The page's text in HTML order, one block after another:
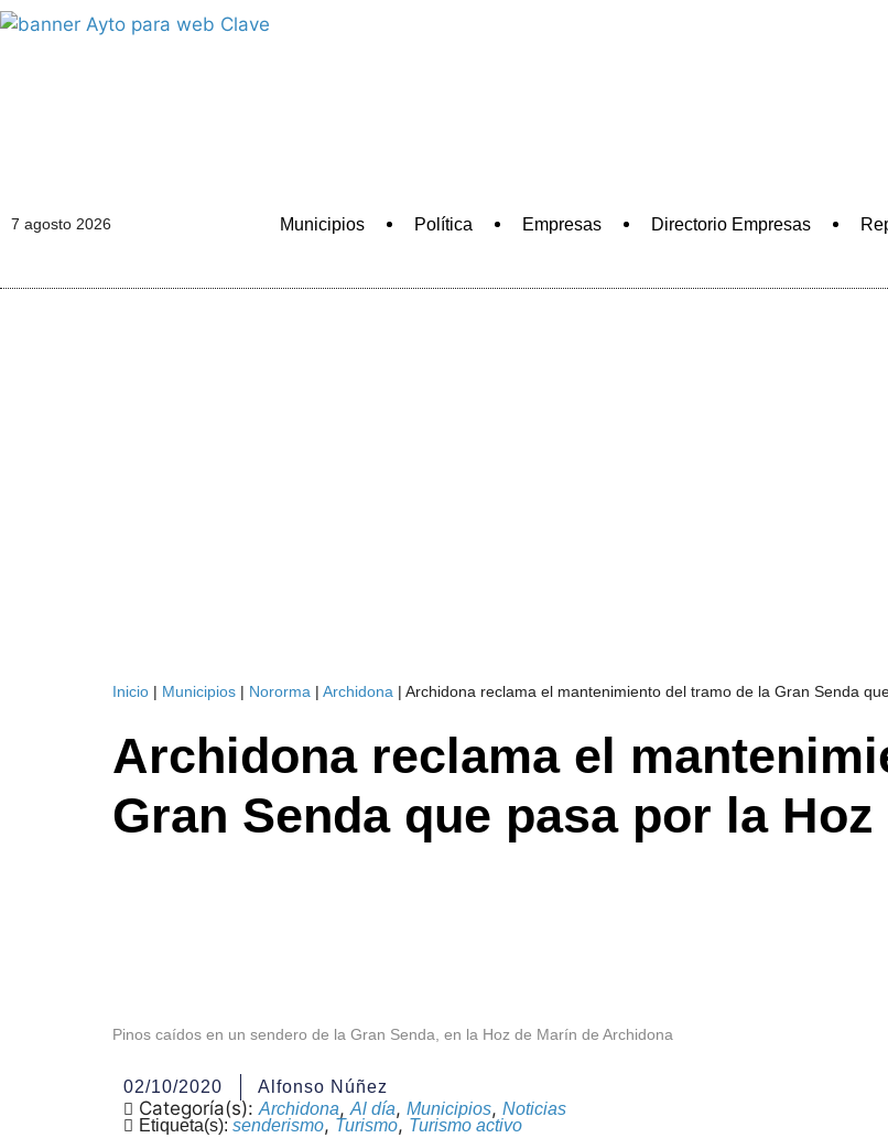
7 agosto 2026 Municipios Política Empresas Directorio Empresas
Inicio | Municipios | Nororma | Archidona | Archidona reclama el mantenimiento del tramo de la Gran Senda
Archidona reclama el
Gran Senda que pasa por la
Pinos caídos en un sendero de la Gran Senda, en la Hoz de Marín de Archidona
02/10/2020 Alfonso Núñez
Categoría(s):Archidona, Al día, Municipios, Noticias
Etiqueta(s): senderismo, Turismo, Turismo activo